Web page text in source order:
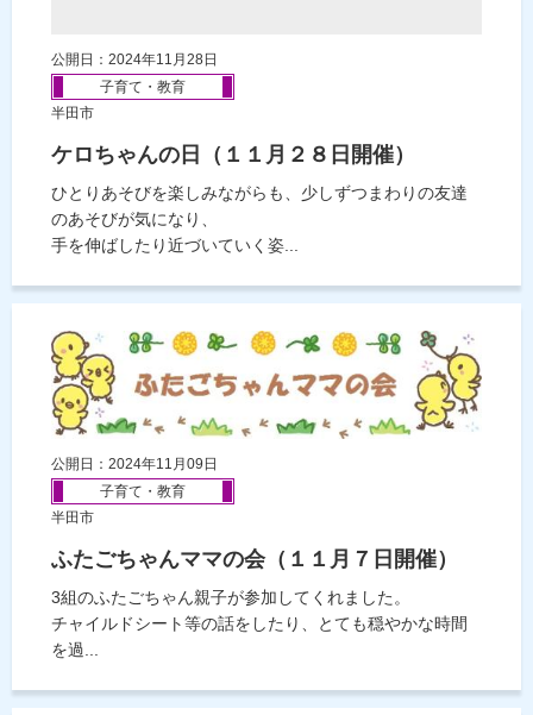
公開日：2024年11月28日
子育て・教育
半田市
ケロちゃんの日（１１月２８日開催）
ひとりあそびを楽しみながらも、少しずつまわりの友達
のあそびが気になり、
手を伸ばしたり近づいていく姿...
公開日：2024年11月09日
子育て・教育
半田市
ふたごちゃんママの会（１１月７日開催）
3組のふたごちゃん親子が参加してくれました。
チャイルドシート等の話をしたり、とても穏やかな時間
を過...